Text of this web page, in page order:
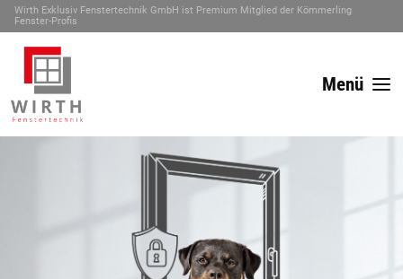
Wirth Exklusiv Fenstertechnik GmbH ist Premium Mitglied der Kömmerling
Fenster-Profis
Menü